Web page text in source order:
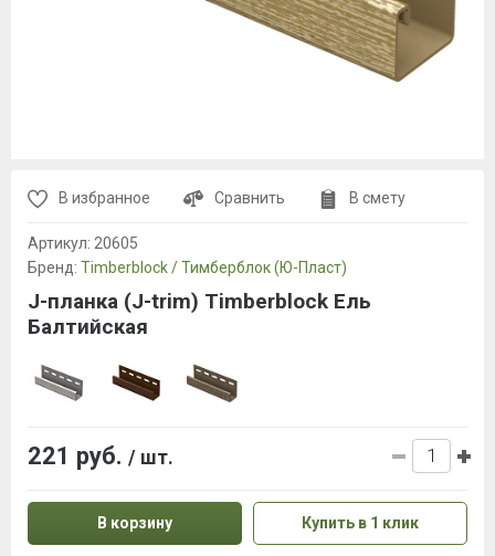
В избранное Сравнить В смету
Артикул: 20605
Бренд: Timberblock / Тимберблок (Ю-Пласт)
J-планка (J-trim) Timberblock Ель
Балтийская
221 руб. / шт.
В корзину Купить в 1 клик